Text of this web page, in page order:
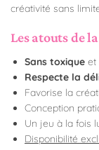
créativité sans
Les atouts de
Sans toxique et
Respecte la
Favorise la
Conception
Un jeu à la fois
Disponibilité